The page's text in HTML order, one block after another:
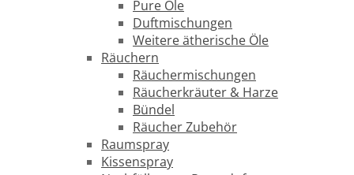
Pure Öle
Duftmischungen
Weitere ätherische Öle
Räuchern
Räuchermischungen
Räucherkräuter & Harze
Bündel
Räucher Zubehör
Raumspray
Kissenspray